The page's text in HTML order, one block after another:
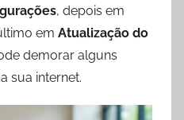
, depois em
em Atualização do
demorar alguns
sua internet.